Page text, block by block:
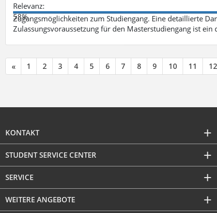
Relevanz:
58%
Zugangsmöglichkeiten zum Studiengang. Eine detaillierte
Zulassungsvoraussetzung für den Masterstudiengang ist
« 1 2 3 4 5 6 7 8 9 10 11 12
KONTAKT
STUDENT SERVICE CENTER
SERVICE
WEITERE ANGEBOTE